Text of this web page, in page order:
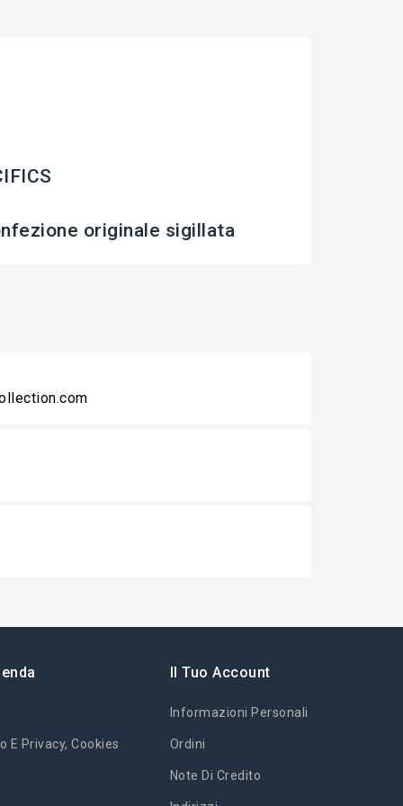
originale sigillata
E Privacy, Cookies
Il Tuo Account
Informazioni Personali
Ordini
Note Di Credito